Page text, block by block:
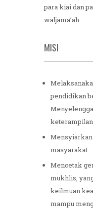
para kiai dan
waljama’ah.
MISI
pendidikan
masyarakat.
Mencetak
mukhlis,
keilmuan
mampu